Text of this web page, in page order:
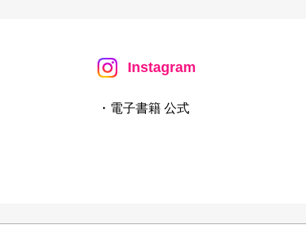
Instagram
・電子書籍 公式